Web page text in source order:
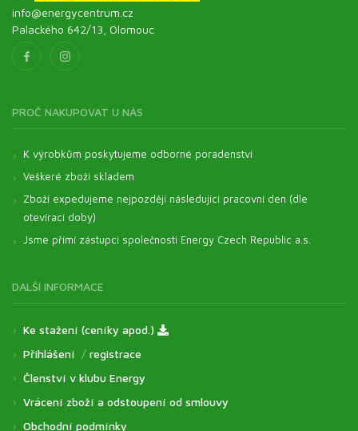
info@energycentrum.cz
Palackého 642/13, Olomouc
PROČ NAKUPOVAT U NÁS
K výrobkům poskytujeme odborné poradenství
Veškeré zboží skladem
Zboží expedujeme nejpozději následující pracovní den (dle
otevírací doby)
Jsme přímí zástupci společnosti Energy Czech Republic a.s.
DALŠÍ INFORMACE
Ke stažení (ceníky apod.)
Přihlášení / registrace
Členství v klubu Energy
Vrácení zboží a odstoupení od smlouvy
Obchodní podmínky